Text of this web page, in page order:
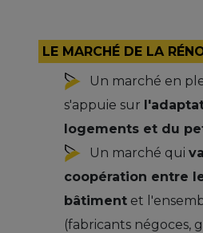
LE MARCHÉ DE LA
Un marché en
s'appuie sur
logements et du
Un marché qui
coopération entre
bâtiment et
(fabricants négoces,